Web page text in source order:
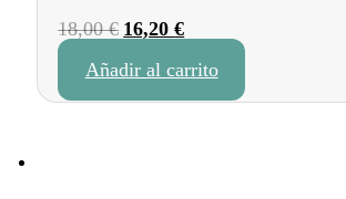
18,00€ El
original
era:
16,20€El
actual
es:
Añadir al carrito